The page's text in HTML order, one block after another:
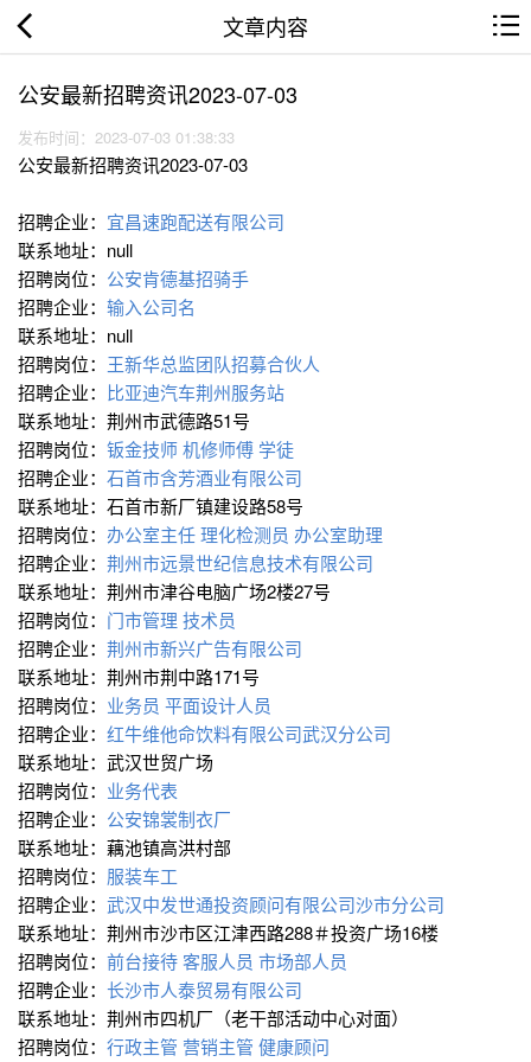
文章内容
公安最新招聘资讯2023-07-03
发布时间：2023-07-03 01:38:33
公安最新招聘资讯2023-07-03
招聘企业： 宜昌速跑配送有限公司
联系地址：null
招聘岗位： 公安肯德基招骑手
招聘企业： 输入公司名
联系地址：null
招聘岗位： 王新华总监团队招募合伙人
招聘企业： 比亚迪汽车荆州服务站
联系地址：荆州市武德路51号
招聘岗位： 钣金技师机修师傅 学徒
招聘企业： 石首市含芳酒业有限公司
联系地址：石首市新厂镇建设路58号
招聘岗位： 办公室主任理化检测员 办公室助理
招聘企业： 荆州市远景世纪信息技术有限公司
联系地址：荆州市津谷电脑广场2楼27号
招聘岗位： 门市管理 技术员
招聘企业： 荆州市新兴广告有限公司
联系地址：荆州市荆中路171号
招聘岗位： 业务员 平面设计人员
招聘企业： 红牛维他命饮料有限公司武汉分公司
联系地址：武汉世贸广场
招聘岗位： 业务代表
招聘企业： 公安锦裳制衣厂
联系地址：藕池镇高洪村部
招聘岗位： 服装车工
招聘企业： 武汉中发世通投资顾问有限公司沙市分公司
联系地址：荆州市沙市区江津西路288＃投资广场16楼
招聘岗位： 前台接待客服人员 市场部人员
招聘企业： 长沙市人泰贸易有限公司
联系地址：荆州市四机厂（老干部活动中心对面）
招聘岗位： 行政主管 营销主管 健康顾问